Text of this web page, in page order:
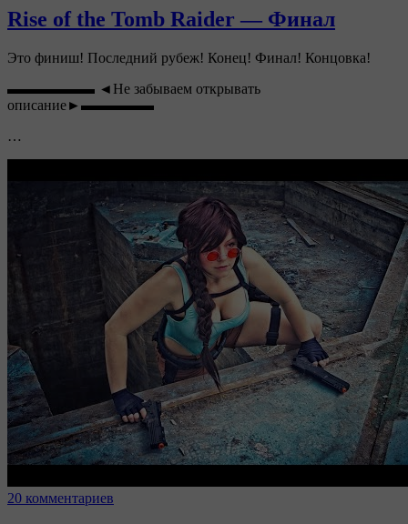
Rise of the Tomb Raider — Финал
Это финиш! Последний рубеж! Конец! Финал! Концовка!
▬▬▬▬▬▬ ◄Не забываем открывать
описание►▬▬▬▬▬
…
20 комментариев